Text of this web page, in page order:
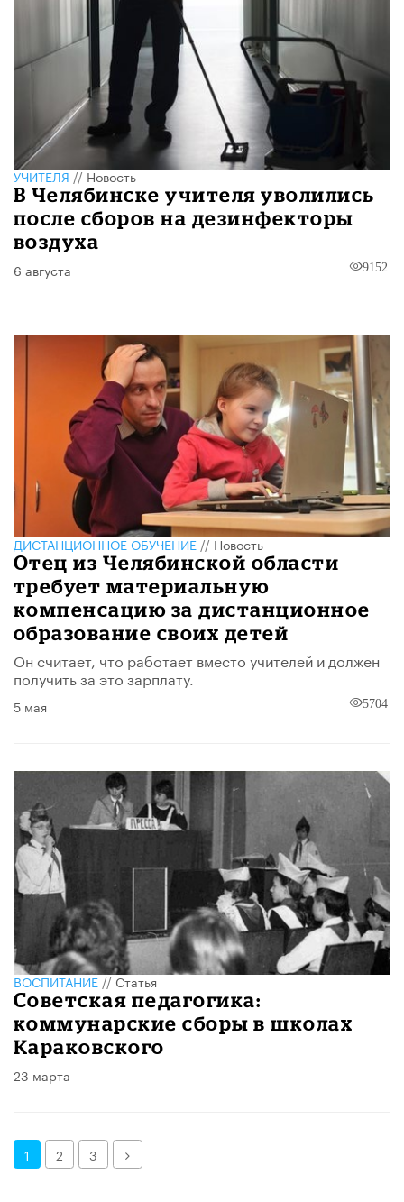
УЧИТЕЛЯ//Новость
В Челябинске учителя уволились
после сборов на дезинфекторы
воздуха
6 августа 9152
ДИСТАНЦИОННОЕ ОБУЧЕНИЕ//Новость
Отец из Челябинской области
требует материальную
компенсацию за дистанционное
образование своих детей
Он считает, что работает вместо учителей и должен
получить за это зарплату.
5 мая 5704
ВОСПИТАНИЕ//Статья
Советская педагогика:
коммунарские сборы в школах
Караковского
23 марта
1 2 3 Далее